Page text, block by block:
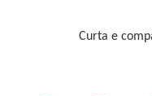
Curta e